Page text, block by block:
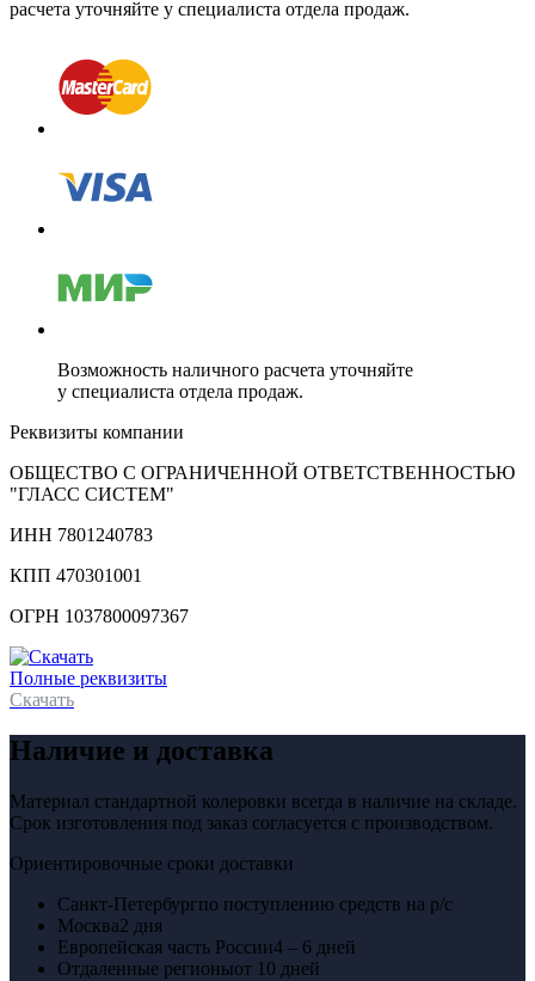
расчета уточняйте у специалиста отдела продаж.
Возможность наличного расчета уточняйте
у специалиста отдела продаж.
Реквизиты компании
ОБЩЕСТВО С ОГРАНИЧЕННОЙ ОТВЕТСТВЕННОСТЬЮ
"ГЛАСС СИСТЕМ"
ИНН 7801240783
КПП 470301001
ОГРН 1037800097367
Полные реквизиты
Скачать
Наличие и доставка
Материал стандартной колеровки всегда в наличие на складе.
Срок изготовления под заказ согласуется с производством.
Ориентировочные сроки доставки
Санкт-Петербургпо поступлению средств на р/с
Москва2 дня
Европейская часть России4 – 6 дней
Отдаленные регионыот 10 дней